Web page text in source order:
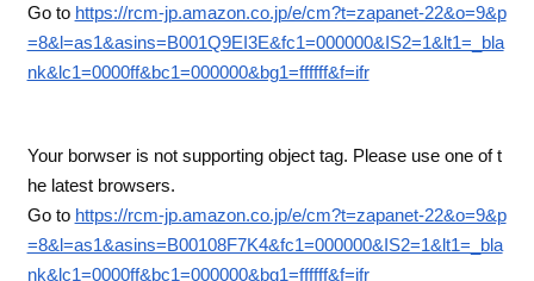
Go to https://rcm-jp.amazon.co.jp/e/cm?t=zapanet-22&o=9&p
=8&l=as1&asins=B001Q9EI3E&fc1=000000&IS2=1&lt1=_bla
nk&lc1=0000ff&bc1=000000&bg1=ffffff&f=ifr
Your borwser is not supporting object tag. Please use one of t
he latest browsers.
Go to https://rcm-jp.amazon.co.jp/e/cm?t=zapanet-22&o=9&p
=8&l=as1&asins=B00108F7K4&fc1=000000&IS2=1&lt1=_bla
nk&lc1=0000ff&bc1=000000&bg1=ffffff&f=ifr